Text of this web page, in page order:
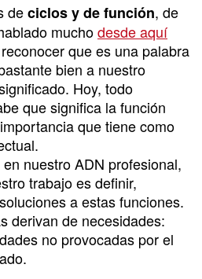
deciclos y de función, de
muchodesde aquí
que es una palabra
bien a nuestro
Hoy, todo
que significa la función
que tiene como
nuestro ADN profesional,
trabajo es definir,
a estas funciones.
derivan de necesidades:
no provocadas por el